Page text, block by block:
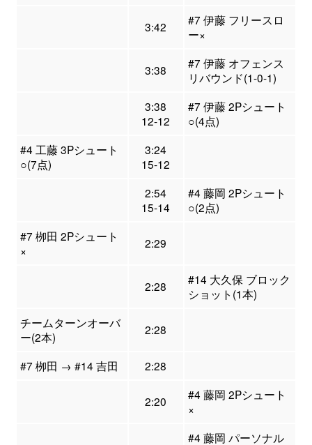
3:42
#7 伊藤 フリースロ
ー×
3:38
#7 伊藤 オフェンス
リバウンド(1-0-1)
3:38
12-12
#7 伊藤 2Pシュート
○(4点)
#4 工藤 3Pシュート
○(7点)
3:24
15-12
2:54
15-14
#4 藤岡 2Pシュート
○(2点)
#7 栁田 2Pシュート
×
2:29
2:28
#14 大久保 ブロック
ショット(1本)
チームターンオーバ
ー(2本)
2:28
#7 栁田 → #14 吉田 2:28
2:20
#4 藤岡 2Pシュート
×
#4 藤岡 パーソナル